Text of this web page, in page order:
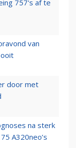
757's af te
van
door met
na sterk
A320neo’s